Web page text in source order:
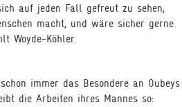
auf jeden Fall gefreut zu sehen,
macht, und wäre sicher gerne
Woyde-Köhler.
immer das Besondere an Oubeys
die Arbeiten ihres Mannes so: